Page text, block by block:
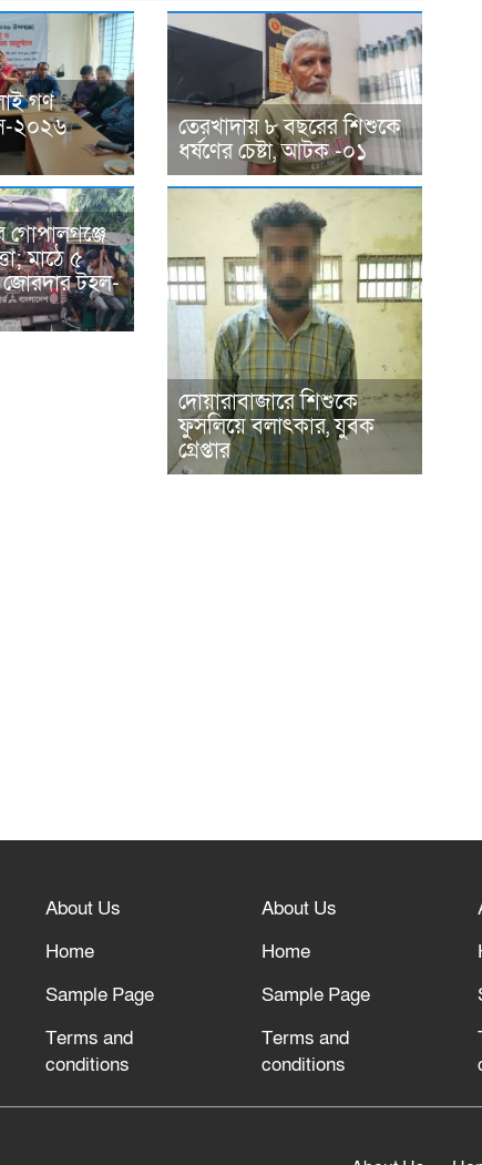
গণ
২০২৬
তেরখাদায় ৮ বছরের শিশুকে
ধর্ষণের চেষ্টা, আটক -০১
মাঠে ৫
জোরদার টহল-
দোয়ারাবাজারে শিশুকে
ফুসলিয়ে বলাৎকার, যুবক
গ্রেপ্তার
About Us
Home
Sample Page
Terms and
conditions
About Us
Home
Sample Page
Terms and
conditions